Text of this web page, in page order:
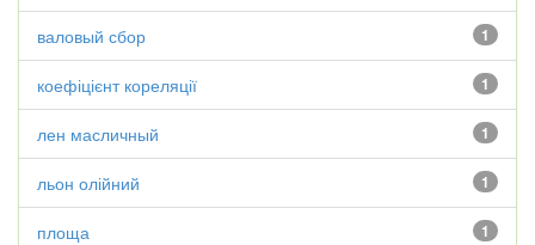
1
валовый сбор
1
коефіцієнт кореляції
1
лен масличный
1
льон олійний
1
площа